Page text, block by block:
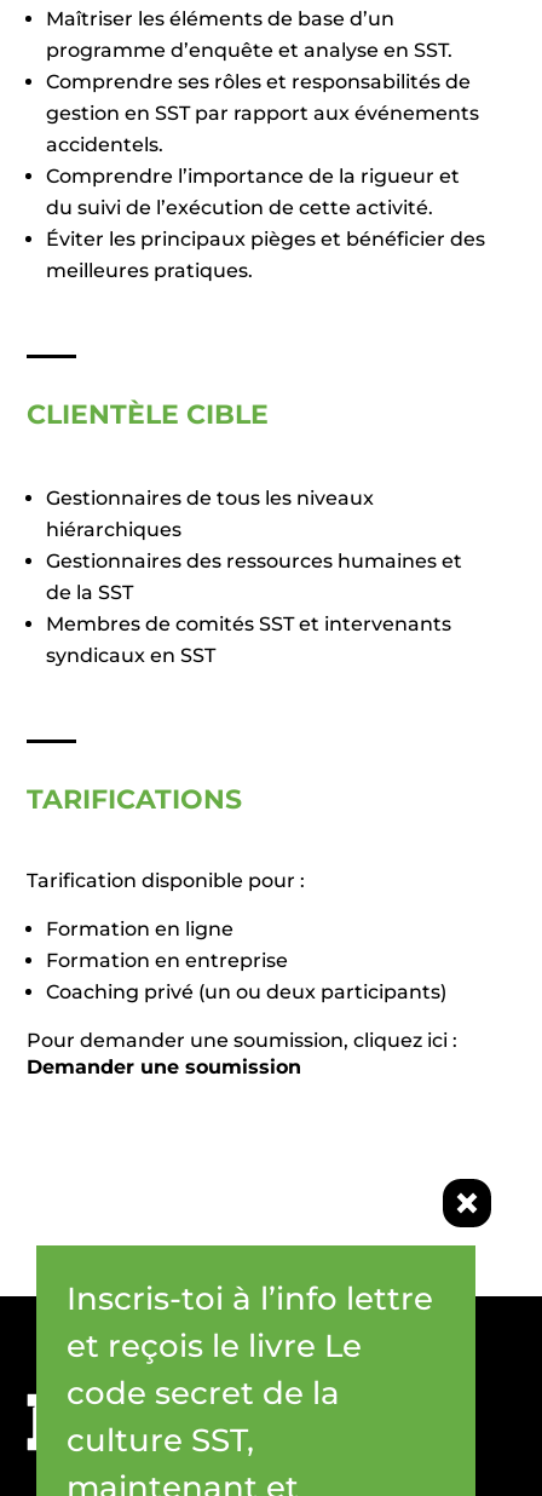
Maîtriser les éléments de base d’un
programme d’enquête et analyse en SST.
Comprendre ses rôles et responsabilités de
gestion en SST par rapport aux événements
accidentels.
Comprendre l’importance de la rigueur et
du suivi de l’exécution de cette activité.
Éviter les principaux pièges et bénéficier des
meilleures pratiques.
CLIENTÈLE CIBLE
Gestionnaires de tous les niveaux
hiérarchiques
Gestionnaires des ressources humaines et
de la SST
Membres de comités SST et intervenants
syndicaux en SST
TARIFICATIONS
Tarification disponible pour :
Formation en ligne
Formation en entreprise
Coaching privé (un ou deux participants)
Pour demander une soumission, cliquez ici :
Demander une soumission
Inscris-toi à l’info lettre
et reçois le livre Le
code secret de la
culture SST,
maintenant et